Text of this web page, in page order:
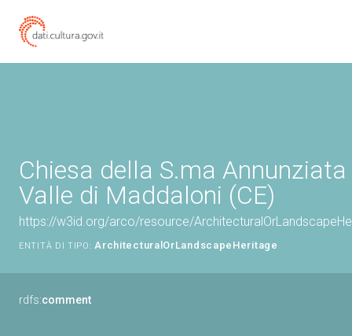
Chiesa della S.ma
Valle di Maddaloni (CE)
https://w3id.org/arco/resource/
ENTITÀ DI TIPO: ArchitecturalOrLandscapeHeritage
rdfs:comment